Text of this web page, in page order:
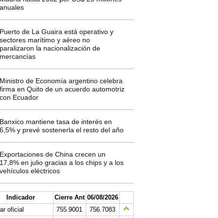
de La Guaira está operativo y
marítimo y aéreo no
la nacionalización de
de Economía argentino celebra
en Quito de un acuerdo automotriz
Ecuador
mantiene tasa de interés en
y prevé sostenerla el resto del año
de China crecen un
en julio gracias a los chips y a los
eléctricos
Indicador Cierre Ant 06/08/2026
oficial
755.9001
756.7083